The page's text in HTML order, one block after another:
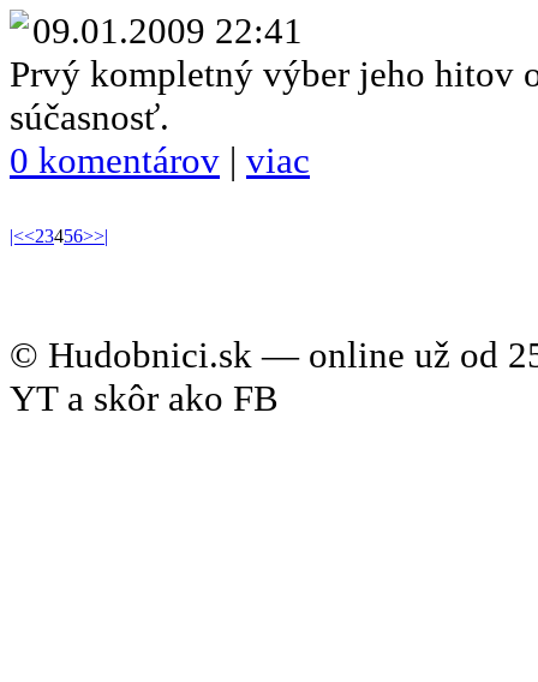
09.01.2009 22:41
Prvý kompletný výber jeho hitov
súčasnosť.
0 komentárov | viac
|<<23456>>|
© Hudobnici.sk — online už od
YT a skôr ako FB